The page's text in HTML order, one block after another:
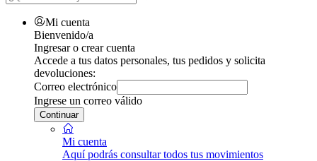
Mi cuenta
Bienvenido/a
Ingresar o crear cuenta
Accede a tus datos personales, tus pedidos y solicita
devoluciones:
Correo electrónico
Ingrese un correo válido
Continuar
Mi cuenta
Aquí podrás consultar todos tus movimientos